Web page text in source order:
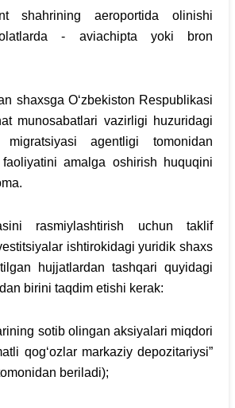
shahrining aeroportida olinishi
- aviachipta yoki bron
shaxsga O‘zbekiston Respublikasi
munosabatlari vazirligi huzuridagi
agentligi tomonidan
amalga oshirish huquqini
rasmiylashtirish uchun taklif
ishtirokidagi yuridik shaxs
hujjatlardan tashqari quyidagi
birini taqdim etishi kerak:
sotib olingan aksiyalari miqdori
qog‘ozlar markaziy depozitariysi”
beriladi);